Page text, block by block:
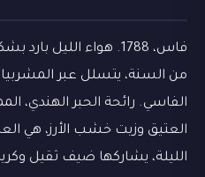
فاس، 1788. هواء الليل
من السنة، يتسلل عبر
الفاسي. رائحة الحبر الهندي،
العتيق وزيت خشب الأرز، هي
الليلة، يشاركها ضيف ثقيل